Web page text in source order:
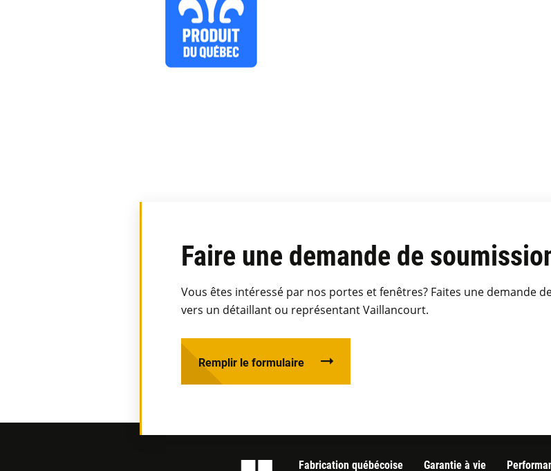
Faire une demande de
Vous êtes intéressé par nos portes et fenêtres? Faites une demande
vers un détaillant ou représentant Vaillancourt.
Remplir le formulaire
Fabrication québécoise Garantie à vie